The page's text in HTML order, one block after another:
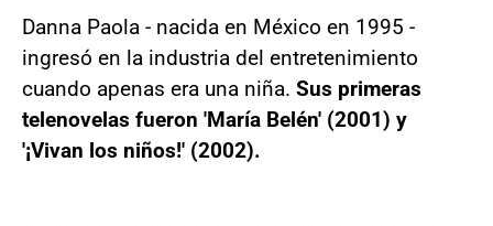
Danna Paola - nacida en México en 1995 -
ingresó en la industria del entretenimiento
cuando apenas era una niña. Sus primeras
telenovelas fueron 'María Belén' (2001) y
'¡Vivan los niños!' (2002).